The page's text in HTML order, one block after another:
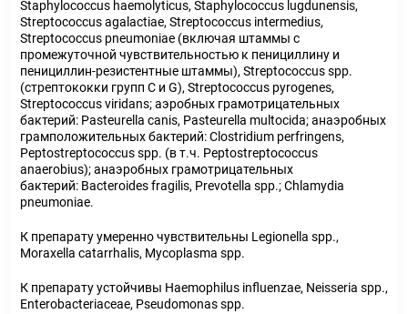
Staphylococcus haemolyticus, Staphylococcus lugdunensis,
Streptococcus agalactiae, Streptococcus intermedius,
Streptococcus pneumoniae (включая штаммы с
промежуточной чувствительностью к пенициллину и
пенициллин-резистентные штаммы), Streptococcus spp.
(стрептококки групп C и G), Streptococcus pyrogenes,
Streptococcus viridans; аэробных грамотрицательных
бактерий: Pasteurella canis, Pasteurella multocida; анаэробных
грамположительных бактерий: Clostridium perfringens,
Peptostreptococcus spp. (в т.ч. Peptostreptococcus
anaerobius); анаэробных грамотрицательных
бактерий: Bacteroides fragilis, Prevotella spp.; Chlamydia
pneumoniae.
К препарату умеренно чувствительны Legionella spp.,
Moraxella catarrhalis, Mycoplasma spp.
К препарату устойчивы Haemophilus influenzae, Neisseria spp.,
Enterobacteriaceae, Pseudomonas spp.